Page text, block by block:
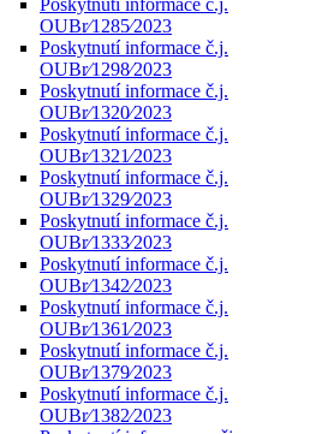
Poskytnutí informace č.j.
OUBr⁄1285⁄2023
Poskytnutí informace č.j.
OUBr⁄1298⁄2023
Poskytnutí informace č.j.
OUBr⁄1320⁄2023
Poskytnutí informace č.j.
OUBr⁄1321⁄2023
Poskytnutí informace č.j.
OUBr⁄1329⁄2023
Poskytnutí informace č.j.
OUBr⁄1333⁄2023
Poskytnutí informace č.j.
OUBr⁄1342⁄2023
Poskytnutí informace č.j.
OUBr⁄1361⁄2023
Poskytnutí informace č.j.
OUBr⁄1379⁄2023
Poskytnutí informace č.j.
OUBr⁄1382⁄2023